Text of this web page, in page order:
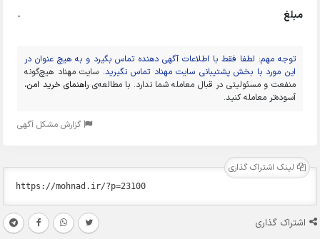
مبلغ -
توجه مهم: لطفا فقط با اطلاعات آگهی دهنده تماس بگیرد و به هیچ عنوان در
این مورد با بخش پشتیبانی سایت مهناد تماس نگیرید. سایت مهناد هیچ‌گونه
منفعت و مسئولیتی در قبال معامله شما ندارد. با مطالعه‌ی راهنمای خرید امن،
آسوده‌تر معامله کنید.
گزارش مشکل آگهی
لینک اشتراک گذاری
اشتراک گذاری